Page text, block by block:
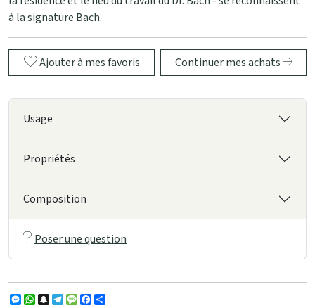
à la signature Bach.
Ajouter à mes favoris Continuer mes achats
Usage
Propriétés
Composition
Poser une question
Messenger
WhatsApp
Snapchat
Telegram
MessageFacebook